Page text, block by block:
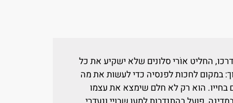
החליט אוֹרי סלונים שלא ישקיע את כל
במקום לחכות לפנסיה כדי לעשות את מה
בחייו. הוא רק לא חלם שימצא את עצמו